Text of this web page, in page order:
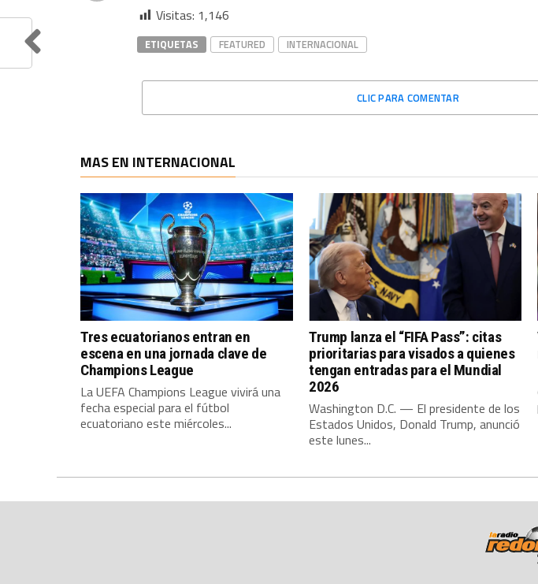
Visitas: 1,146
ETIQUETAS FEATURED INTERNACIONAL
CLIC PARA COMENTAR
MAS EN INTERNACIONAL
Tres ecuatorianos entran en
escena en una jornada clave de
Champions League
La UEFA Champions League vivirá una
fecha especial para el fútbol
ecuatoriano este miércoles...
Trump lanza el “FIFA Pass”: citas
prioritarias para visados a quienes
tengan entradas para el Mundial
2026
Washington D.C. — El presidente de los
Estados Unidos, Donald Trump, anunció
este lunes...